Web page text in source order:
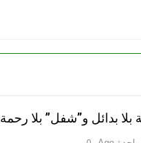
بلا بدائل و”شفل” بلا رحمة